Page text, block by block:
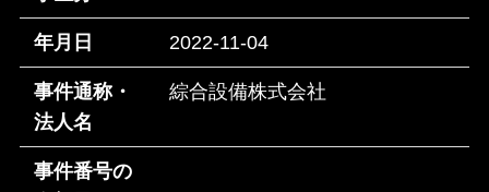
年月日 2022-11-04
事件通称・
法人名
綜合設備株式会社
事件番号の